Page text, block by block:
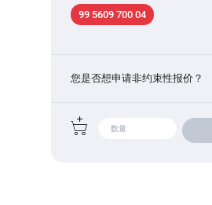
99 5609 700 04
您是否想申请非约束性报价？